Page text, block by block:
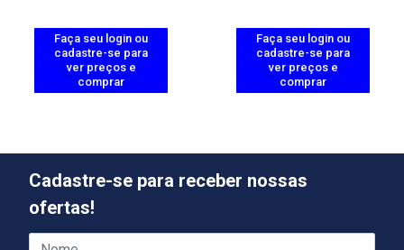
Faça seu login ou
cadastre-se para
ver preços e
comprar
Faça seu login ou
cadastre-se para
ver preços e
comprar
Cadastre-se para receber nossas
ofertas!